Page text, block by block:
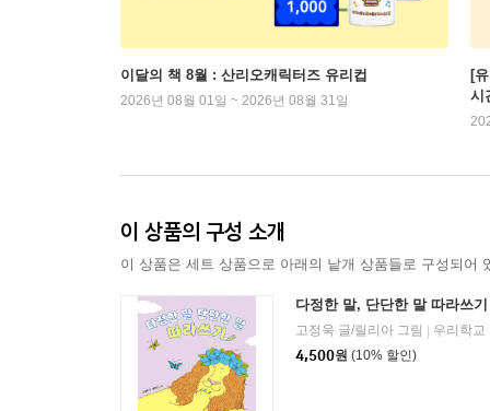
이달의 책 8월 : 산리오캐릭터즈 유리컵
2026년 08월 01일 ~ 2026년 08월 31일
[
시
이 상품의 구성 소개
이 상품은 세트 상품으로 아래의 낱개 상품들로 구성되어
다정한 말, 단단한 말 따라쓰기
고정욱 글/릴리아 그림 우리학교
4,500원 (10% 할인)